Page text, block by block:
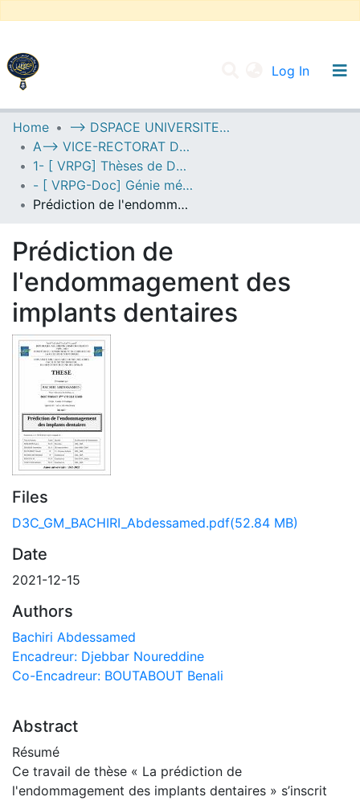
Log In
UNIVERSITY OF D.L SIDI BEL ABBES
Communities & Collections
All of DSpace
Statistics
Home
--> DSPACE UNIVERSITE DJILALLI LIABES DE SIDI BEL ABBES
A--> VICE-RECTORAT DE LA POST-GRADUATION
1- [ VRPG] Thèses de Doctorat
- [ VRPG-Doc] Génie mécanique --- هندسة ميكانيكية
Prédiction de l'endommagement des implants dentaires
Prédiction de
l'endommagement des
implants dentaires
Files
D3C_GM_BACHIRI_Abdessamed.pdf(52.84 MB)
Date
2021-12-15
Authors
Bachiri Abdessamed
Encadreur: Djebbar Noureddine
Co-Encadreur: BOUTABOUT Benali
Abstract
Résumé
Ce travail de thèse « La prédiction de
l'endommagement des implants dentaires » s’inscrit